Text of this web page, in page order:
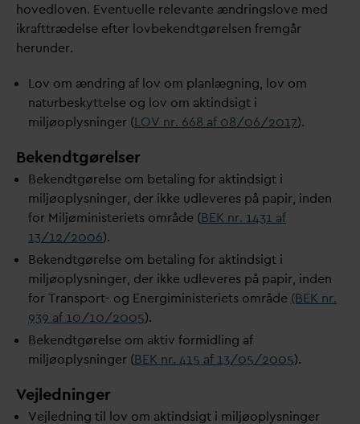
hovedloven. Eventuelle relevante ændringslove med
ikrafttrædelse efter lovbekendtgørelsen fremgår
herunder.
Lov om ændring af lov om planlægning, lov om
naturbeskyttelse og lov om aktindsigt i
miljøoplysninger (LOV nr. 668 af 08/06/2017).
Bekendtgørelser
Bekendtgørelse om betaling for aktindsigt i
miljøoplysninger, der ikke udleveres på papir, inden
for Miljøministeriets område (BEK nr. 1431 af
13/12/2006).
Bekendtgørelse om betaling for aktindsigt i
miljøoplysninger, der ikke udleveres på papir, inden
for Transport- og Energiministeriets område (BEK nr.
939 af 10/10/2005).
Bekendtgørelse om aktiv formidling af
miljøoplysninger (BEK nr. 415 af 13/05/2005).
Vejledninger
Vejledning til lov om aktindsigt i miljøoplysninger